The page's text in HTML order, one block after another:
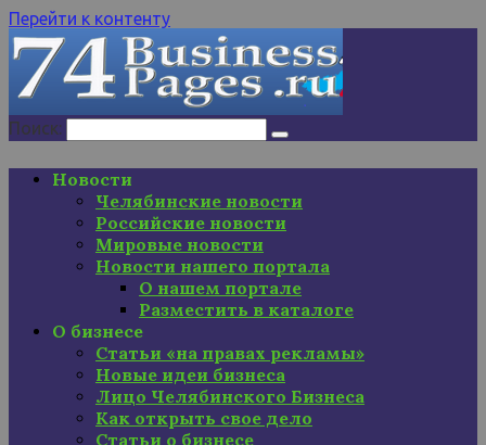
Перейти к контенту
Поиск:
Новости
Челябинские новости
Российские новости
Мировые новости
Новости нашего портала
О нашем портале
Разместить в каталоге
О бизнесе
Статьи «на правах рекламы»
Новые идеи бизнеса
Лицо Челябинского Бизнеса
Как открыть свое дело
Статьи о бизнесе